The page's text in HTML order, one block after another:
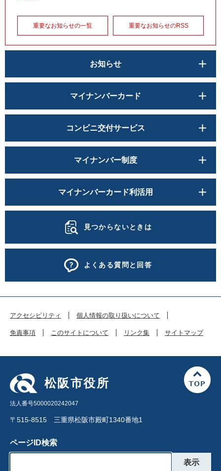
重要なお知らせの一覧 重要なお知らせのRSS
お知らせ
マイナンバーカード
コンビニ交付サービス
マイナンバー制度
マイナンバーカード利活用
見つからないときは
よくある質問と回答
アクセシビリティ 個人情報の取り扱いについて
免責事項 このサイトについて リンク集 サイトマップ
松阪市役所
法人番号5000020242047
〒515-8515 三重県松阪市殿町1340番地1
ページID検索